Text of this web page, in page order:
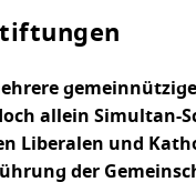
allein
Liberalen und
der